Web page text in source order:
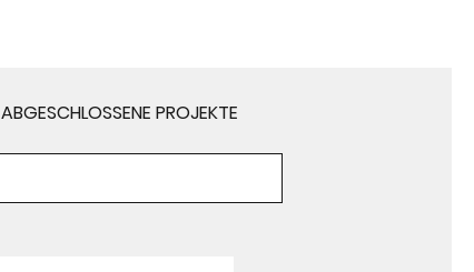
ABGESCHLOSSENE PROJEKTE